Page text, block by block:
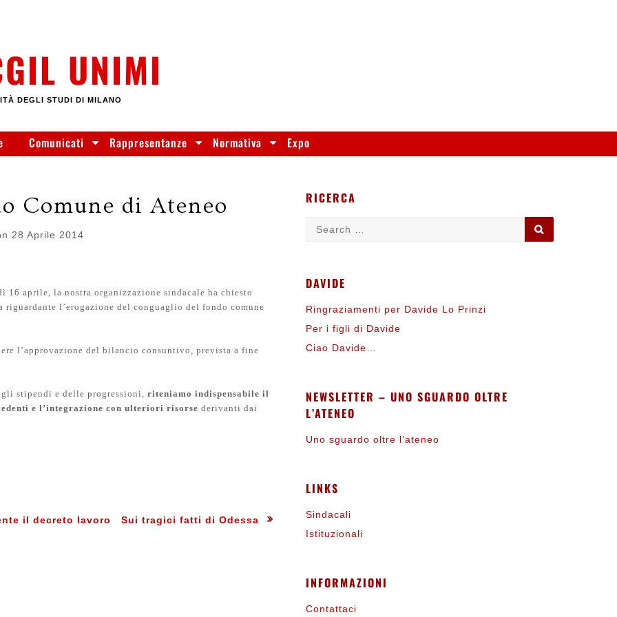
UNIMI
DEGLI STUDI DI MILANO
Comunicati Rappresentanze Normativa Expo
Comune di Ateneo
28 Aprile 2014
aprile, la nostra organizzazione sindacale ha chiesto
l’erogazione del conguaglio del fondo comune
l’approvazione del bilancio consuntivo, prevista a fine
stipendi e delle progressioni, riteniamo indispensabile il
e l’integrazione con ulteriori risorse derivanti dai
il decreto lavoro Next
:
Sui tragici fatti di Odessa
RICERCA
DAVIDE
Ringraziamenti per Davide Lo Prinzi
Per i figli di Davide
Ciao Davide…
NEWSLETTER – UNO SGUARDO OLTRE
L’ATENEO
Uno sguardo oltre l’ateneo
LINKS
Sindacali
Istituzionali
INFORMAZIONI
Contattaci